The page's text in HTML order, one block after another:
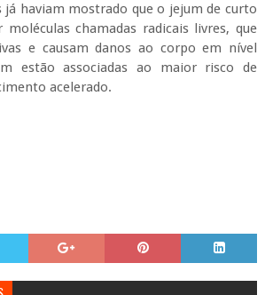
já haviam mostrado que o jejum de curto
chamadas radicais livres, que
e causam danos ao corpo em nível
estão associadas ao maior risco de
acelerado.